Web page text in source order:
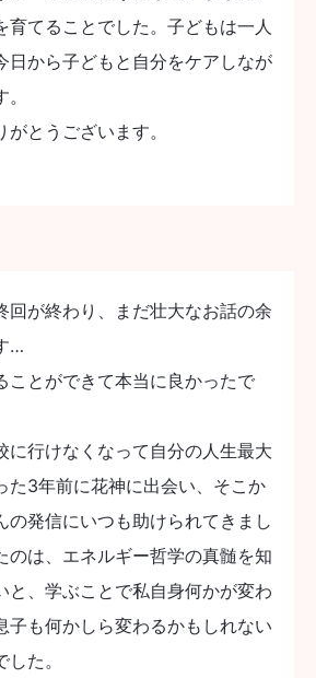
育てることでした。子どもは一人
日から子どもと自分をケアしなが
とうございます。
回が終わり、まだ壮大なお話の余
…
ことができて本当に良かったで
に行けなくなって自分の人生最大
た3年前に花神に出会い、そこか
の発信にいつも助けられてきまし
のは、エネルギー哲学の真髄を知
と、学ぶことで私自身何かが変わ
子も何かしら変わるかもしれない
た。